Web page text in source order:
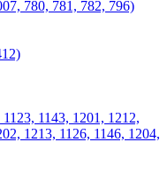
780, 781, 782, 796)
1143, 1201, 1212,
1213, 1126, 1146, 1204,